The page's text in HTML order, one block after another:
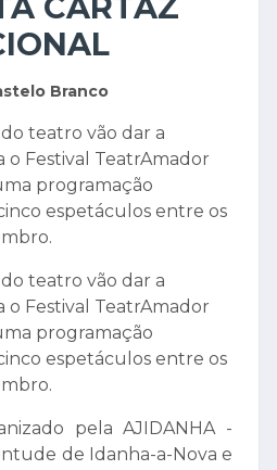
Branco
teatro vão dar a
o Festival TeatrAmador
programação
espetáculos entre os
teatro vão dar a
o Festival TeatrAmador
programação
espetáculos entre os
pela AJIDANHA -
de Idanha-a-Nova e